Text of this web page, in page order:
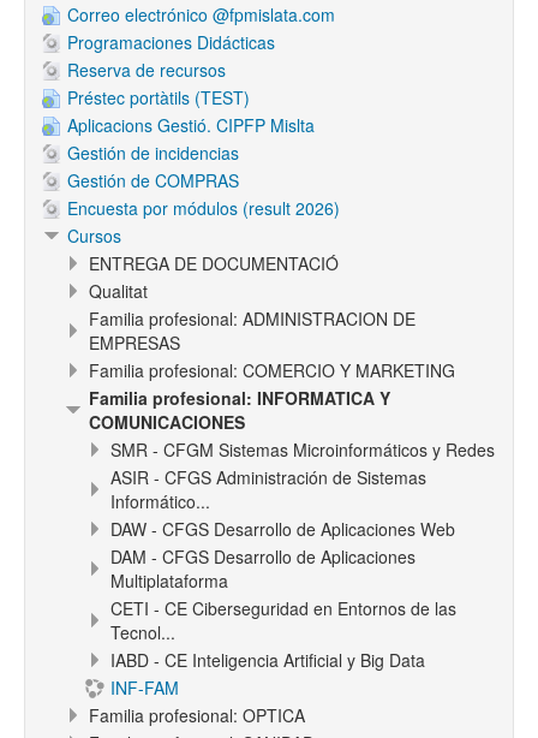
Correo electrónico @fpmislata.com
Programaciones Didácticas
Reserva de recursos
Préstec portàtils (TEST)
Aplicacions Gestió. CIPFP Mislta
Gestión de incidencias
Gestión de COMPRAS
Encuesta por módulos (result 2026)
Cursos
ENTREGA DE DOCUMENTACIÓ
Qualitat
Familia profesional: ADMINISTRACION DE
EMPRESAS
Familia profesional: COMERCIO Y MARKETING
Familia profesional: INFORMATICA Y
COMUNICACIONES
SMR - CFGM Sistemas Microinformáticos y Redes
ASIR - CFGS Administración de Sistemas
Informático...
DAW - CFGS Desarrollo de Aplicaciones Web
DAM - CFGS Desarrollo de Aplicaciones
Multiplataforma
CETI - CE Ciberseguridad en Entornos de las
Tecnol...
IABD - CE Inteligencia Artificial y Big Data
INF-FAM
Familia profesional: OPTICA